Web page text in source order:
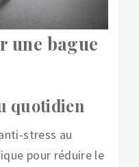
une bague
quotidien
stress au
pour réduire le